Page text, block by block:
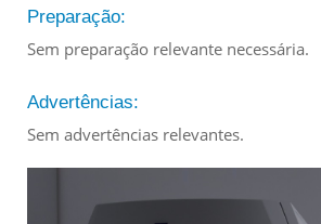
Preparação:
Sem preparação relevante necessária.
Advertências:
Sem advertências relevantes.